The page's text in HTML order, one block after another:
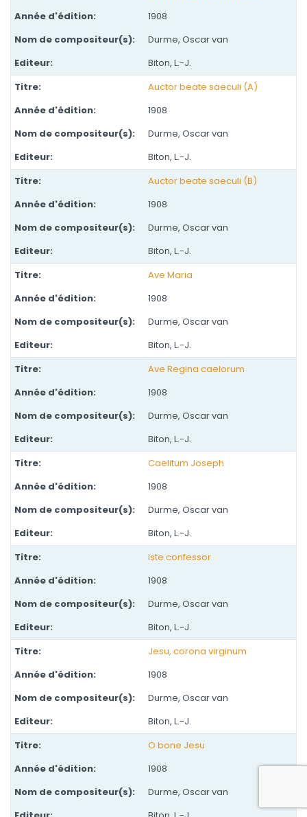
1908
Durme, Oscar van
Biton, L.-J.
Auctor beate saeculi (A)
1908
Durme, Oscar van
Biton, L.-J.
Auctor beate saeculi (B)
1908
Durme, Oscar van
Biton, L.-J.
Ave Maria
1908
Durme, Oscar van
Biton, L.-J.
Ave Regina caelorum
1908
Durme, Oscar van
Biton, L.-J.
Caelitum Joseph
1908
Durme, Oscar van
Biton, L.-J.
Iste confessor
1908
Durme, Oscar van
Biton, L.-J.
Jesu, corona virginum
1908
Durme, Oscar van
Biton, L.-J.
O bone Jesu
1908
Durme, Oscar van